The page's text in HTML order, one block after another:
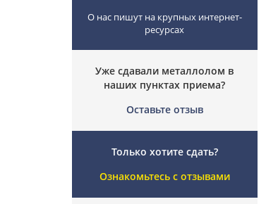
О нас пишут на крупных интернет-
ресурсах
Уже сдавали металлолом в
наших пунктах приема?
Оставьте отзыв
Только хотите сдать?
Ознакомьтесь с отзывами